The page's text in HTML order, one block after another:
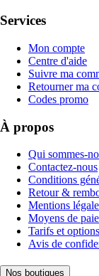
Services
Mon compte
Centre d'aide
Suivre ma
Retourner ma
Codes promo
À propos
Qui sommes-
Contactez-nous
Conditions
Retour &
Mentions
Moyens de
Tarifs et
Avis de
Nos boutiques